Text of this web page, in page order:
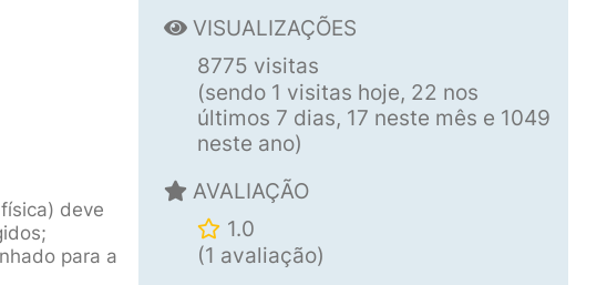
VISUALIZAÇÕES
8775 visitas
(sendo 1 visitas hoje, 22 nos
últimos 7 dias, 17 neste mês e 1049
neste ano)
AVALIAÇÃO
1.0
(1 avaliação)
deve
para a